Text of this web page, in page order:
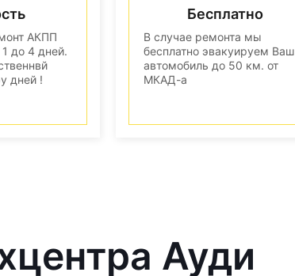
АКПП
1 до 4 дней.
дней !
Бесплатно
В случае ремонта мы
бесплатно эвакуируем Ваш
автомобиль до 50 км. от
МКАД-а
Ауди